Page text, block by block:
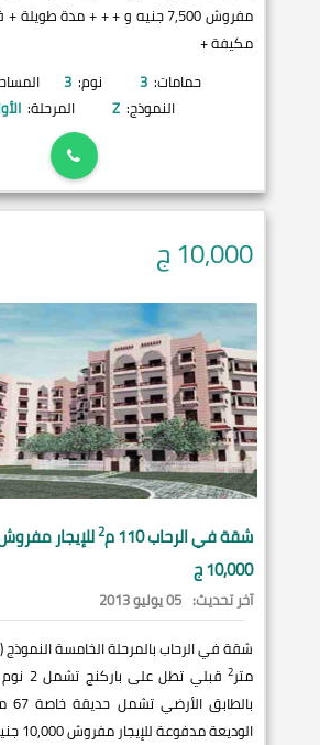
مفروش 7,500 جنيه و + + + مدة
مكيفة +
حمامات: 3 نوم: 3
النموذج: Z المرحلة:
10,000ج
شقة فيالرحاب110 م 2للإيجار
10,000 ج
آخر تحديث: 05 يوليو 2013
شقة في الرحاب بالمرحلة الخامسة النموذج (
متر2
بالطابق الأرضي تشمل حديقة خاصة 67 متر
الوديعة مدفوعة للإيجار مفروش 10,000 جنيه